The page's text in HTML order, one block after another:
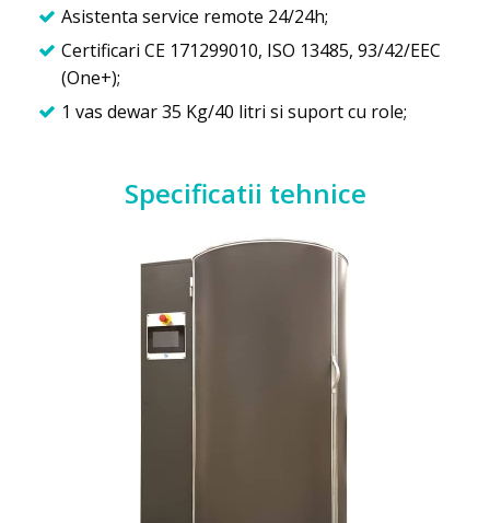
Asistenta service remote 24/24h;
Certificari CE 171299010, ISO 13485, 93/42/EEC
(One+);
1 vas dewar 35 Kg/40 litri si suport cu role;
Specificatii tehnice